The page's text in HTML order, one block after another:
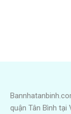
quận Tân Bình